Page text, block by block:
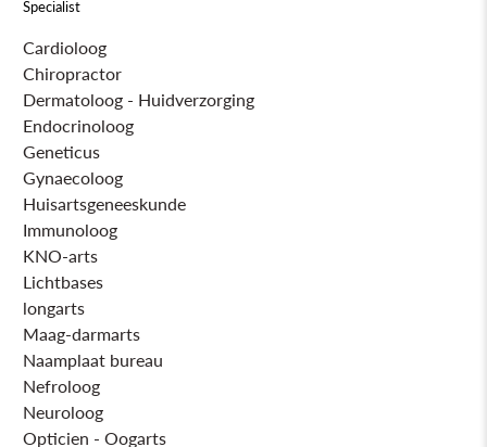
Specialist
Cardioloog
Chiropractor
Dermatoloog - Huidverzorging
Endocrinoloog
Geneticus
Gynaecoloog
Huisartsgeneeskunde
Immunoloog
KNO-arts
Lichtbases
longarts
Maag-darmarts
Naamplaat bureau
Nefroloog
Neuroloog
Opticien - Oogarts